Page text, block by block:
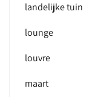
landelijke tuin
lounge
louvre
maart